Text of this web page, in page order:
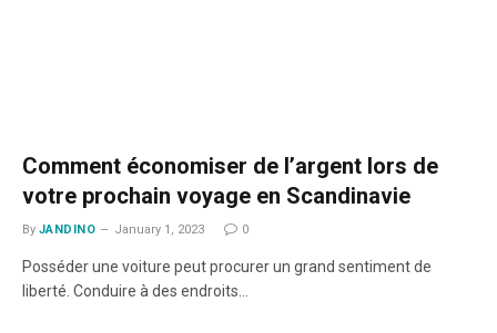
Comment économiser de l’argent lors de
votre prochain voyage en Scandinavie
By JANDINO January 1, 2023 0
Posséder une voiture peut procurer un grand sentiment de
liberté. Conduire à des endroits…